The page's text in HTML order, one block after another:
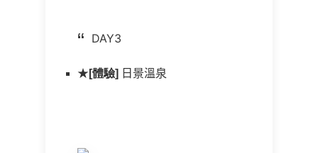
DAY3
★ [體驗] 日景溫泉